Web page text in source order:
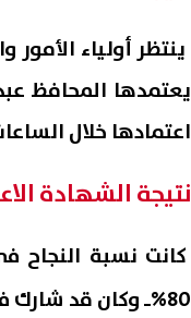
يعتمدها المحافظ
اعتمادها خلال
نتيجة الشهادة
كانت نسبة النجاح
80%ـ وكان قد شارك في امتحانات الصف الثالث الاعدادي